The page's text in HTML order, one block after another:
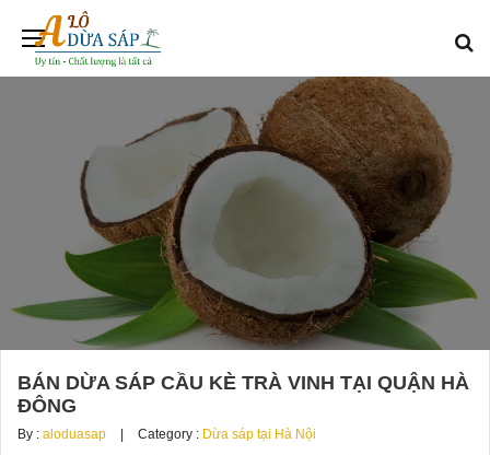
BÁN DỪA SÁP CẦU KÈ TRÀ VINH TẠI QUẬN HÀ
ĐÔNG
By : aloduasap Category : Dừa sáp tại Hà Nội